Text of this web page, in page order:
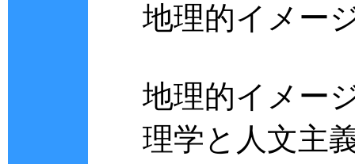
地理的イメー
地理的イメー
理学と人文主